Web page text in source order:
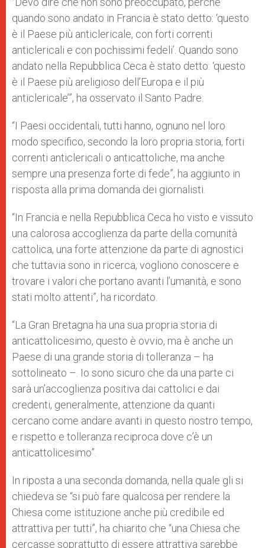
quando sono andato in Francia è stato detto: ‘questo
è il Paese più anticlericale, con forti correnti
anticlericali e con pochissimi fedeli’. Quando sono
andato nella Repubblica Ceca è stato detto: ‘questo
è il Paese più areligioso dell’Europa e il più
anticlericale’”, ha osservato il Santo Padre.
“I Paesi occidentali, tutti hanno, ognuno nel loro
modo specifico, secondo la loro propria storia, forti
correnti anticlericali o anticattoliche, ma anche
sempre una presenza forte di fede”, ha aggiunto in
risposta alla prima domanda dei giornalisti.
“In Francia e nella Repubblica Ceca ho visto e vissuto
una calorosa accoglienza da parte della comunità
cattolica, una forte attenzione da parte di agnostici
che tuttavia sono in ricerca, vogliono conoscere e
trovare i valori che portano avanti l’umanità, e sono
stati molto attenti”, ha ricordato.
“La Gran Bretagna ha una sua propria storia di
anticattolicesimo, questo è ovvio, ma è anche un
Paese di una grande storia di tolleranza – ha
sottolineato –. Io sono sicuro che da una parte ci
sarà un’accoglienza positiva dai cattolici e dai
credenti, generalmente, attenzione da quanti
cercano come andare avanti in questo nostro tempo,
e rispetto e tolleranza reciproca dove c’è un
anticattolicesimo”.
In riposta a una seconda domanda, nella quale gli si
chiedeva se “si può fare qualcosa per rendere la
Chiesa come istituzione anche più credibile ed
attrattiva per tutti”, ha chiarito che “una Chiesa che
cercasse soprattutto di essere attrattiva sarebbe